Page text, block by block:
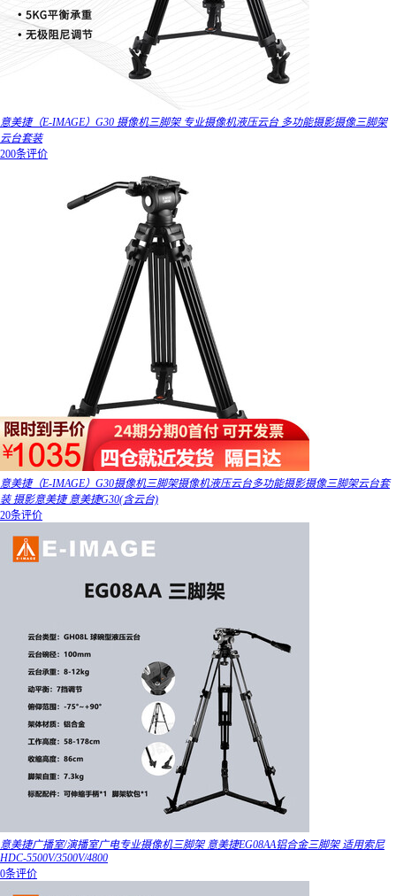
意美捷（E-IMAGE）G30 摄像机三脚架 专业摄像机液压云台 多功能摄影摄像三脚架
云台套装
200条评价
意美捷（E-IMAGE）G30摄像机三脚架摄像机液压云台多功能摄影摄像三脚架云台套
装 摄影意美捷 意美捷G30(含云台)
20条评价
意美捷广播室/演播室广电专业摄像机三脚架 意美捷EG08AA铝合金三脚架 适用索尼
HDC-5500V/3500V/4800
0条评价